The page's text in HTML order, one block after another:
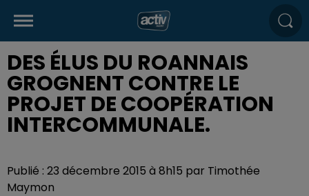
DES ÉLUS DU ROANNAIS
GROGNENT CONTRE LE
PROJET DE COOPÉRATION
INTERCOMMUNALE.
Publié : 23 décembre 2015 à 8h15 par Timothée
Maymon